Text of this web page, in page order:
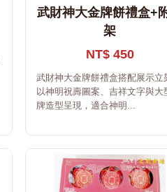
武財神大金牌餅禮盒+
架
NT$ 450
武財神大金牌餅禮盒搭配展示立
以神明祝壽圖案、吉祥文字與大
牌造型呈現，適合神明...